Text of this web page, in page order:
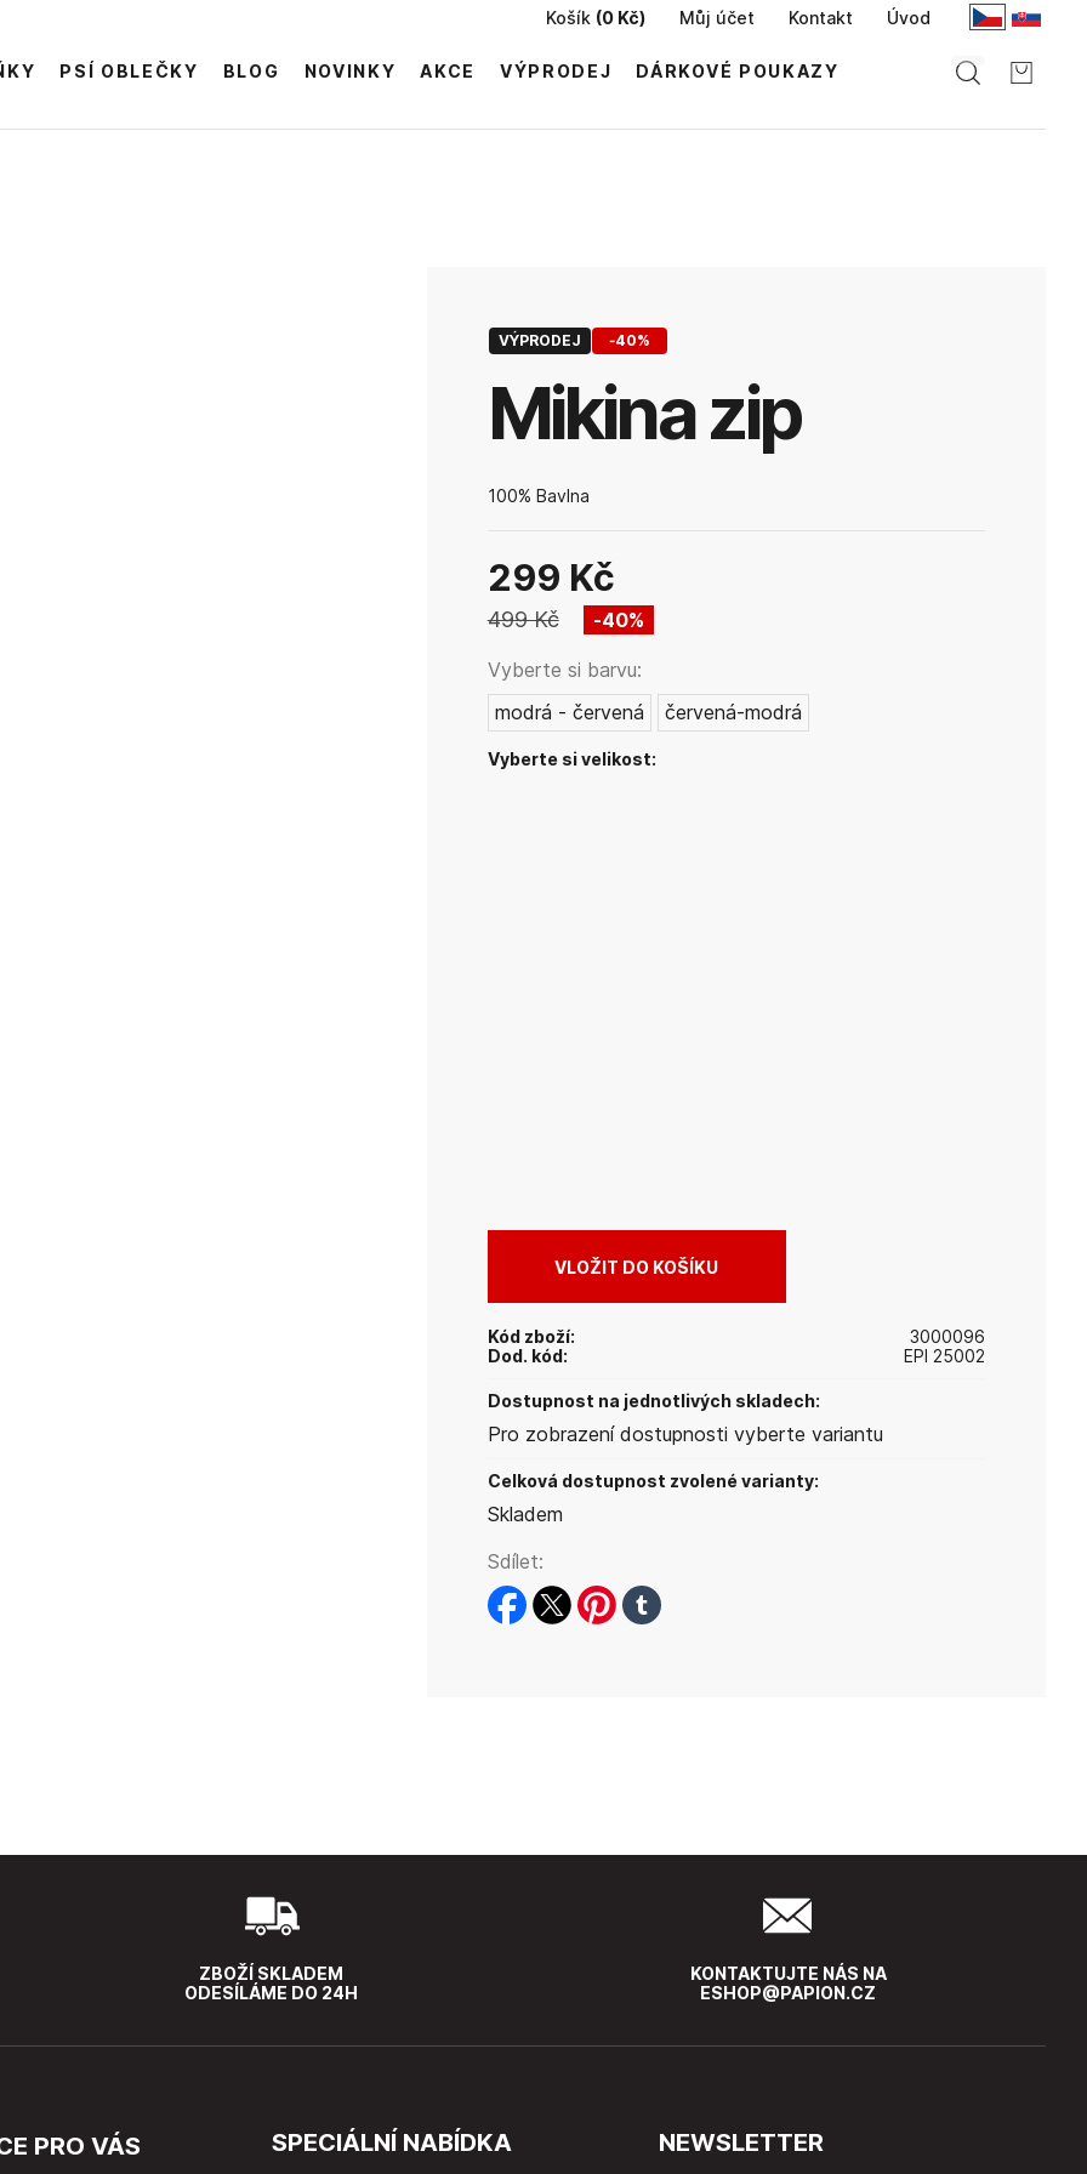
VÝPRODEJ -40%
mikina zip
100% Bavlna
299 Kč
499 Kč 40%
Vyberte si barvu:
modrá - červená
červená-modrá
Vyberte si velikost:
Kód zboží:
3000096
Dod. kód:
EPI 25002
Dostupnost na jednotlivých skladech:
Pro zobrazení dostupnosti vyberte variantu
Celková dostupnost zvolené varianty:
Skladem
Sdílet:
facebook
twitterpinterest
tumblr
Úvod
Kontakt
Můj účet
Košík (0 Kč)
PSÍ OBLEČKY BLOG NOVINKY AKCE VÝPRODEJ DÁRKOVÉ POUKAZY
ZBOŽÍ SKLADEM
ODESÍLÁME DO 24H
KONTAKTUJTE NÁS NA
ESHOP@PAPION.CZ
PRO VÁS SPECIÁLNÍ NABÍDKA NEWSLETTER